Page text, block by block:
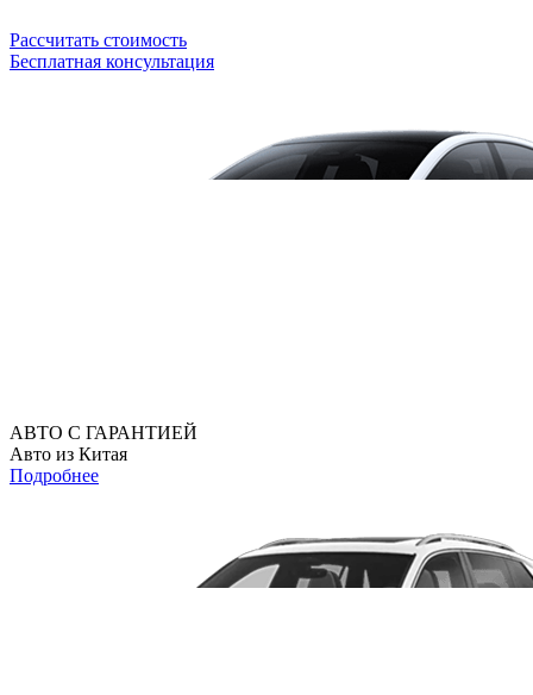
Рассчитать стоимость
Бесплатная консультация
АВТО С ГАРАНТИЕЙ
Авто из Китая
Подробнее